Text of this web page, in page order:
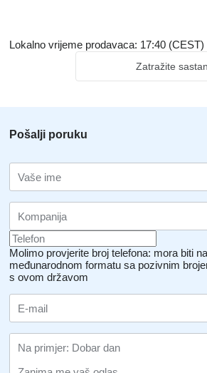
Lokalno vrijeme prodavaca: 17:40 (CEST)
Zatražite
Pošalji poruku
Molimo provjerite broj telefona: mora biti
međunarodnom formatu sa pozivnim
s ovom državom